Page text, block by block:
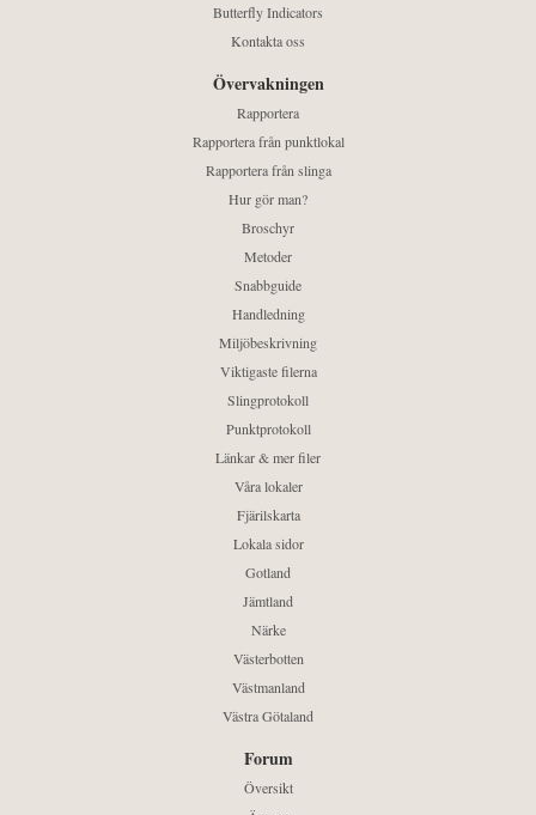
Butterfly Indicators
Kontakta oss
Övervakningen
Rapportera
Rapportera från punktlokal
Rapportera från slinga
Hur gör man?
Broschyr
Metoder
Snabbguide
Handledning
Miljöbeskrivning
Viktigaste filerna
Slingprotokoll
Punktprotokoll
Länkar & mer filer
Våra lokaler
Fjärilskarta
Lokala sidor
Gotland
Jämtland
Närke
Västerbotten
Västmanland
Västra Götaland
Forum
Översikt